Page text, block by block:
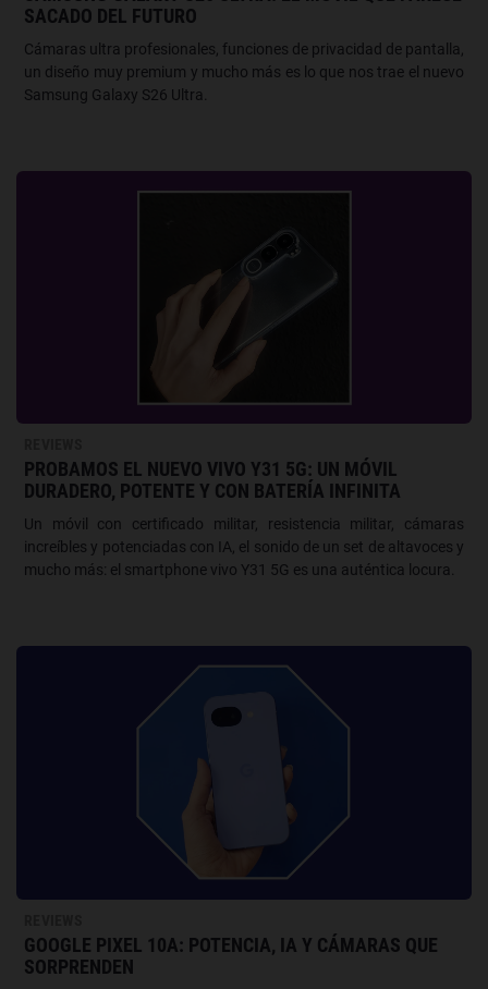
SACADO DEL FUTURO
Cámaras ultra profesionales, funciones de privacidad de pantalla,
un diseño muy premium y mucho más es lo que nos trae el nuevo
Samsung Galaxy S26 Ultra.
PROBAMOS EL NUEVO VIVO Y31 5G: UN MÓVIL
DURADERO, POTENTE Y CON BATERÍA INFINITA
Un móvil con certificado militar, resistencia militar, cámaras
increíbles y potenciadas con IA, el sonido de un set de altavoces y
mucho más: el smartphone vivo Y31 5G es una auténtica locura.
GOOGLE PIXEL 10A: POTENCIA, IA Y CÁMARAS QUE
SORPRENDEN